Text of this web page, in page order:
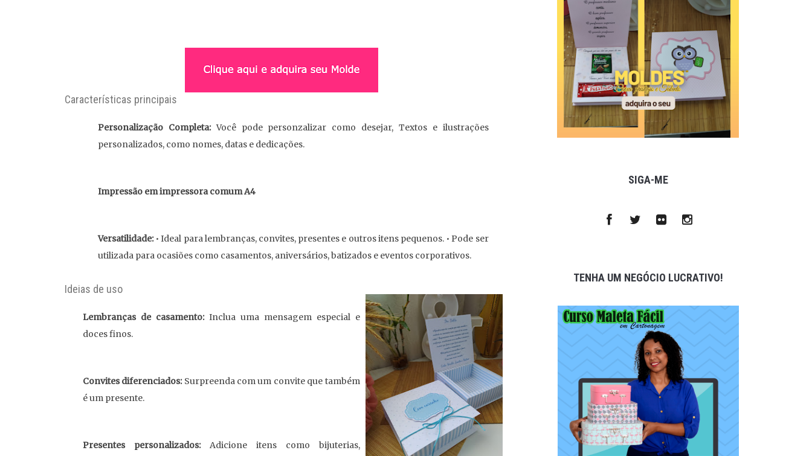
Características principais
Personalização Completa:Você pode personzalizar como desejar, Textos e ilustrações
personalizados, como nomes, datas e dedicações.
Impressão em impressora comum A4
Versatilidade:• Ideal para lembranças, convites, presentes e outros itens pequenos. • Pode ser
utilizada para ocasiões como casamentos, aniversários, batizados e eventos corporativos.
Ideias de uso
Lembranças de casamento:Inclua uma mensagem especial e
doces finos.
Convites diferenciados:Surpreenda com um convite que também
é um presente.
Presentes personalizados:Adicione itens como bijuterias,
SIGA-ME
TENHA UM NEGÓCIO LUCRATIVO!